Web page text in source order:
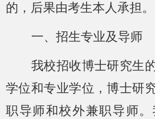
的，后果由考生本人承担。
一、招生专业及导师
我校招收博士研究生
学位和专业学位，博士研
职导师和校外兼职导师